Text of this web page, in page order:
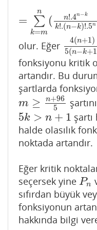
= ∑
k=m
n
( n!.4n−k
k!.(n−k)!.5n
=∑ =m n (n!.4n−kk!.
olur. Eğer 4(n+1)
5(n−k+1
4(n+1)5(
fonksiyonu kritik
artandır. Bu
şartlarda
m ≥ n+96
5
m≥ n+ 965
5k > n + 1
5k> n+ 1
halde olasılık
noktada artandır.
Eğer kritik
seçersek yine Pn
Pn
sıfırdan büyük
fonksiyonun
hakkında bilgi